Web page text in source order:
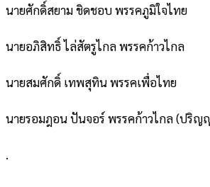
นายศักดิ์สยาม ชิดชอบ พรรคภูมิใจไทย
นายอภิสิทธิ์ ไล่สัตรูไกล พรรคก้าวไกล
นายสมศักดิ์ เทพสุทิน พรรคเพื่อไทย
นายรอมฎอน ปันจอร์ พรรคก้าวไกล (ปริญ
.